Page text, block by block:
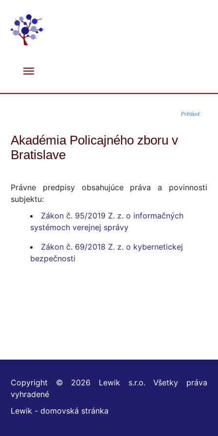
Prihlásiť
Akadémia Policajného zboru v
Bratislave
Právne predpisy obsahujúce práva a povinnosti
subjektu:
Zákon č. 95/2019 Z. z. o informačných
systémoch verejnej správy
Zákon č. 69/2018 Z. z. o kybernetickej
bezpečnosti
Copyright © 2026 Lewik s.r.o. Všetky práva
vyhradené
Lewik - domovská stránka